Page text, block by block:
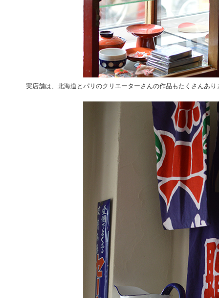
実店舗は、北海道とパリのクリエーターさんの作品もたくさんあり